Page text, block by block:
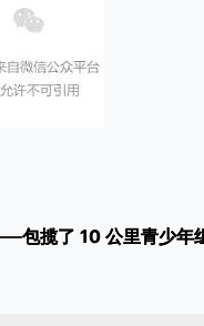
包揽了 10 公里青少年